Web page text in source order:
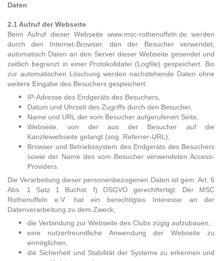
Daten
2.1 Aufruf der Webseite
Beim Aufruf dieser Webseite www.msc-rothenuffeln.de werden
durch den Internet-Browser, den der Besucher verwendet,
automatisch Daten an den Server dieser Webseite gesendet und
zeitlich begrenzt in einer Protokolldatei (Logfile) gespeichert. Bis
zur automatischen Löschung werden nachstehende Daten ohne
weitere Eingabe des Besuchers gespeichert:
IP-Adresse des Endgeräts des Besuchers,
Datum und Uhrzeit des Zugriffs durch den Besucher,
Name und URL der vom Besucher aufgerufenen Seite,
Webseite, von der aus der Besucher auf die
Kanzleiwebseite gelangt (sog. Referrer-URL),
Browser und Betriebssystem des Endgeräts des Besuchers
sowie der Name des vom Besucher verwendeten Access-
Providers.
Die Verarbeitung dieser personenbezogenen Daten ist gem. Art. 6
Abs. 1 Satz 1 Buchst. f) DSGVO gerechtfertigt. Der MSC
Rothenuffeln e.V. hat ein berechtigtes Interesse an der
Datenverarbeitung zu dem Zweck,
die Verbindung zur Webseite des Clubs zügig aufzubauen,
eine nutzerfreundliche Anwendung der Webseite zu
ermöglichen,
die Sicherheit und Stabilität der Systeme zu erkennen und